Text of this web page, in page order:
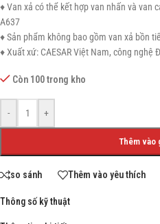
♦ Van xả có thể kết hợp van nhấn và van
A637
♦ Sản phẩm không bao gồm van xả bồn
♦ Xuất xứ: CAESAR Việt Nam, công nghệ
Còn 100 trong kho
- +
Thêm vào
so sánh Thêm vào yêu thích
Thông số kỹ thuật